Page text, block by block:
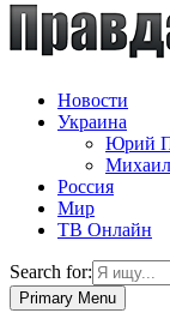
Новости
Украина
Юрий
Россия
Мир
ТВ Онлайн
Search for:
Primary Menu